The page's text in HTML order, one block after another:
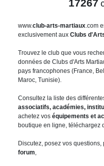
17267
www.club-arts-martiaux.com
exclusivement aux Clubs
Trouvez le club que vous
données de Clubs d'Arts
pays francophones (France,
Maroc, Tunisie).
Consultez la liste des
associatifs, académies,
achetez vos équipements et
boutique en ligne, téléchargez
Discutez, posez vos
forum,